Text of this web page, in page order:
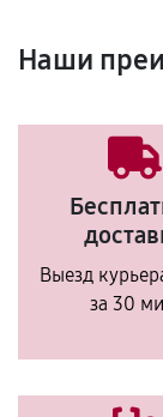
Наши
Выезд
за 30